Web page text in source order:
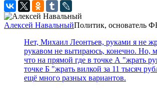
Алексей НавальныйПолитик, основатель
Нет, Михаил Леонтьев, руками я не
рукавом не вытираюсь, конечно. Но,
что на прямой где в точке А "жрать
точке Б "жрать вилкой за 11 тысяч
ещё много разных вариантов.